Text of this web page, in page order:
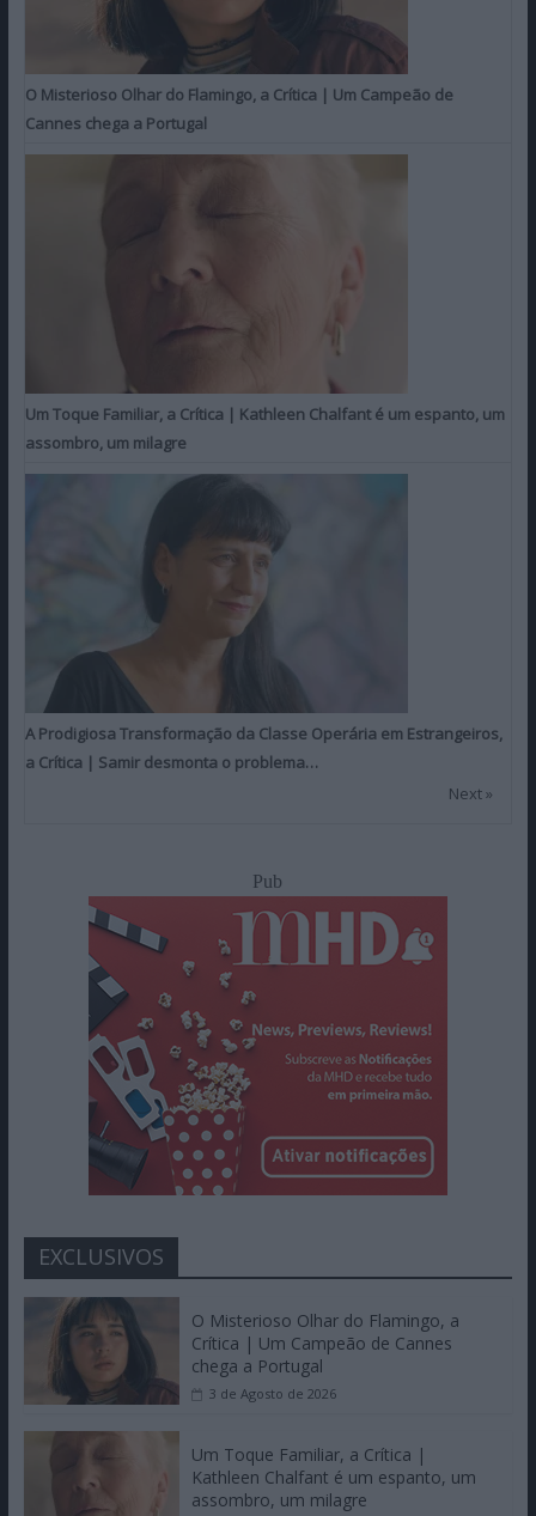
O Misterioso Olhar do Flamingo, a Crítica | Um Campeão de
Cannes chega a Portugal
Um Toque Familiar, a Crítica | Kathleen Chalfant é um espanto, um
assombro, um milagre
A Prodigiosa Transformação da Classe Operária em Estrangeiros,
a Crítica | Samir desmonta o problema…
Next »
Pub
EXCLUSIVOS
O Misterioso Olhar do Flamingo, a
Crítica | Um Campeão de Cannes
chega a Portugal
3 de Agosto de 2026
Um Toque Familiar, a Crítica |
Kathleen Chalfant é um espanto, um
assombro, um milagre